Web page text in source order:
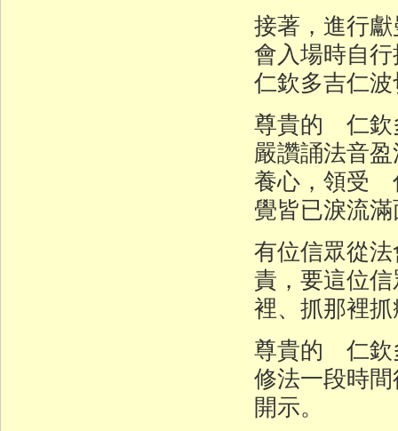
接著，進行
會入場時自
仁欽多吉仁
尊貴的 仁欽
嚴讚誦法音
養心，領受
覺皆已淚流
有位信眾從
責，要這位
裡、抓那裡
尊貴的 仁欽
修法一段時
開示。